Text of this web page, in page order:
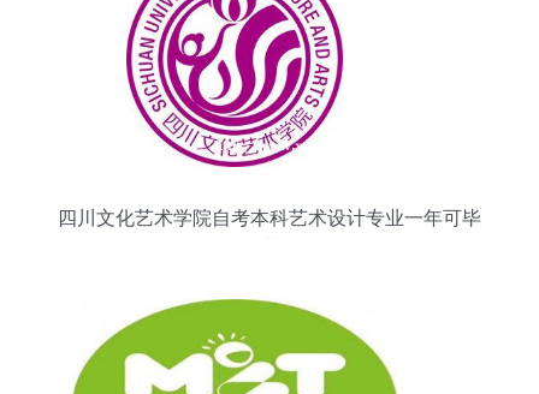
四川文化艺术学院自考本科艺术设计专业一年可毕